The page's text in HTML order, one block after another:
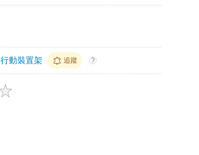
行動裝置架 追蹤 ?